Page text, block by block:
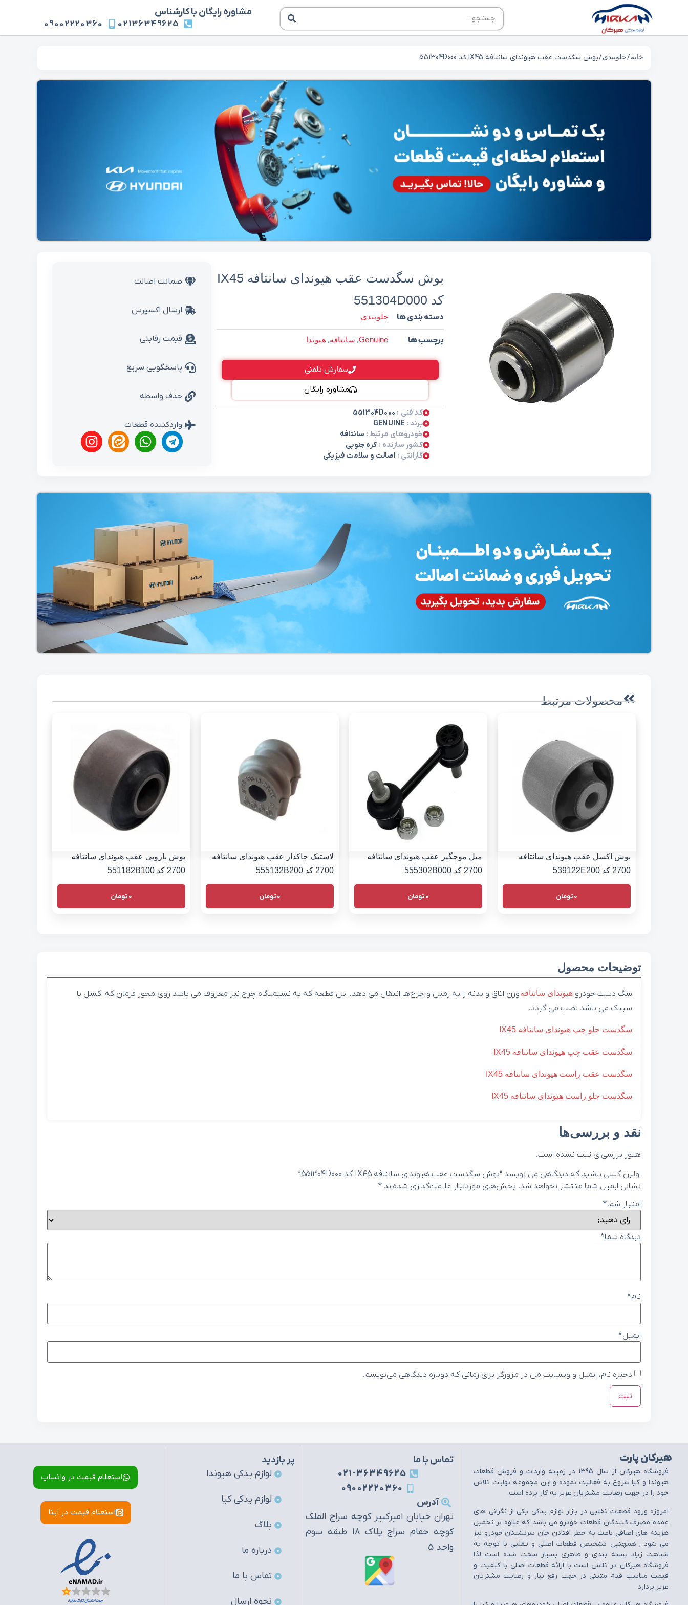
مشاوره رایگان با کارشناس
02136349625
09002220360
خانه/جلوبندی/ بوش سگدست عقب هیوندای سانتافه IX45 کد 551304D000
بوش سگدست عقب هیوندای سانتافه IX45
کد 551304D000
دسته بندی ها جلوبندی
برچسب ها Genuine
, سانتافه, هیوندا
سفارش تلفنی
مشاوره رایگان
کد فنی : 551304D000
برند : GENUINE
خودروهای مرتبط : سانتافه
کشور سازنده :کره جنوبی
گارانتی : اصالت و سلامت فیزیکی
ضمانت اصالت
ارسال اکسپرس
قیمت رقابتی
پاسخگویی سریع
حذف واسطه
واردکننده قطعات
محصولات مرتبط
بوش اکسل عقب هیوندای سانتافه
2700 کد 539122E200
0تومان
میل موجگیر عقب هیوندای سانتافه
2700 کد 555302B000
0تومان
لاستیک چاکدار عقب هیوندای سانتافه
2700 کد 555132B200
0تومان
بوش بازویی عقب هیوندای سانتافه
2700 کد 551182B100
0تومان
توضیحات محصول
سگ دست خودرو هیوندای سانتافهوزن اتاق و بدنه را به زمین و چرخ‌ها انتقال می دهد. این قطعه که به نشیمنگاه چرخ نیز معروف می باشد روی محور فرمان که اکسل یا
سیبک می باشد نصب می‌ گردد.
سگدست جلو چپ هیوندای سانتافه IX45
سگدست عقب چپ هیوندای سانتافه IX45
سگدست عقب راست هیوندای سانتافه IX45
سگدست جلو راست هیوندای سانتافه IX45
نقد و بررسی‌ها
هنوز بررسی‌ای ثبت نشده است.
اولین کسی باشید که دیدگاهی می نویسد “بوش سگدست عقب هیوندای سانتافه IX45 کد 551304D000”
نشانی ایمیل شما منتشر نخواهد شد. بخش‌های موردنیاز علامت‌گذاری شده‌اند *
امتیاز شما*
دیدگاه شما*
نام*
ایمیل*
ذخیره نام، ایمیل و وبسایت من در مرورگر برای زمانی که دوباره دیدگاهی می‌نویسم.
هیرکان پارت
فروشگاه هيرکان از سال 1395 در زمينه واردات و فروش قطعات
هيوندا و کيا شروع به فعاليت نموده و اين مجموعه نهايت تلاش
خود را در جهت رضايت مشتريان عزيز به کار برده است.
امروزه ورود قطعات تقلبي در بازار لوازم يدکي يکي از نگراني هاي
عمده مصرف کنندگان قطعات خودرو مي باشد که علاوه بر تحميل
هزينه هاي اضافي باعث به خطر افتادن جان سرنشينان خودرو نيز
مي شود , همچنين تشخيص قطعات اصلي و تقلبي با توجه به
شباهت زياد بسته بندي و ظاهري بسيار سخت شده است لذا
فروشگاه هيرکان در تلاش است با ارائه قطعات اصلي با کيفيت و
قيمت مناسب قدم مثبتي در جهت رفع نياز و رضايت مشتريان
عزيز بردارد.
تماس با ما
021-36349625
09002220360
آدرس
تهران خیابان امیرکبیر کوچه سراج الملک
کوچه حمام سراج پلاک 18 طبقه سوم
واحد 5
پر بازدید
لوازم یدکی هیوندا
لوازم یدکی کیا
بلاگ
درباره ما
تماس با ما
نحوه ارسال
استعلام قیمت در واتساپ
استعلام قیمت در ایتا